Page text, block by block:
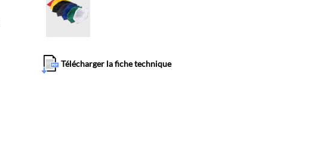
Télécharger la fiche technique